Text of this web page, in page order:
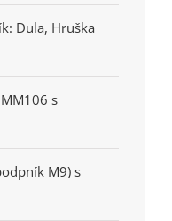
Dula, Hruška
s
M9) s